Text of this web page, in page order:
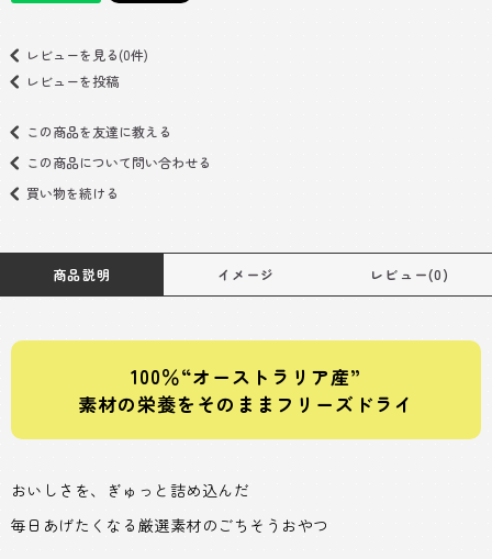
レビューを見る(0件)
レビューを投稿
この商品を友達に教える
この商品について問い合わせる
買い物を続ける
商品説明 イメージ レビュー(0)
100％“オーストラリア産”
素材の栄養をそのままフリーズドライ
おいしさを、ぎゅっと詰め込んだ
毎日あげたくなる厳選素材のごちそうおやつ